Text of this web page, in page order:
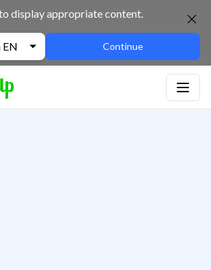
display appropriate content.
EN Continue